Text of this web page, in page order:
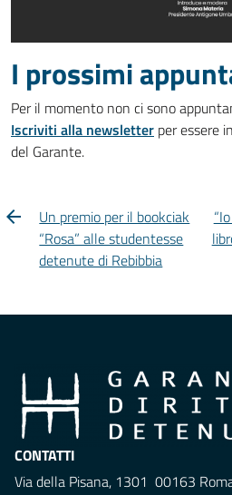
I prossimi
Per il momento non ci sono
Iscriviti alla newsletter per essere
del Garante.
Un premio per il bookciak
“Rosa” alle studentesse
detenute di Rebibbia
CONTATTI
Via della Pisana, 1301 00163